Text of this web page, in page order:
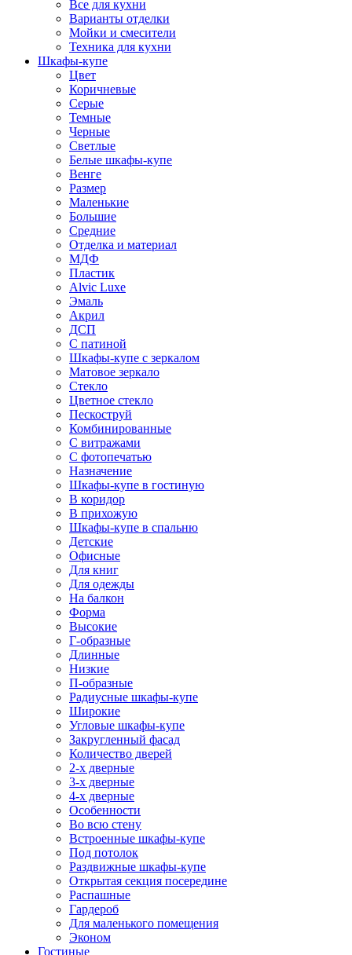
Все для кухни
Варианты отделки
Мойки и смесители
Техника для кухни
Шкафы-купе
Цвет
Коричневые
Серые
Темные
Черные
Светлые
Белые шкафы-купе
Венге
Размер
Маленькие
Большие
Средние
Отделка и материал
МДФ
Пластик
Alvic Luxe
Эмаль
Акрил
ДСП
С патиной
Шкафы-купе с зеркалом
Матовое зеркало
Стекло
Цветное стекло
Пескоструй
Комбинированные
С витражами
С фотопечатью
Назначение
Шкафы-купе в гостиную
В коридор
В прихожую
Шкафы-купе в спальню
Детские
Офисные
Для книг
Для одежды
На балкон
Форма
Высокие
Г-образные
Длинные
Низкие
П-образные
Радиусные шкафы-купе
Широкие
Угловые шкафы-купе
Закругленный фасад
Количество дверей
2-х дверные
3-х дверные
4-х дверные
Особенности
Во всю стену
Встроенные шкафы-купе
Под потолок
Раздвижные шкафы-купе
Открытая секция посередине
Распашные
Гардероб
Для маленького помещения
Эконом
Гостиные